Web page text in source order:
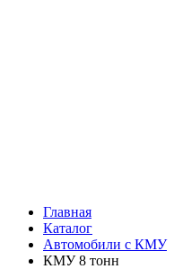
Главная
Каталог
Автомобили с КМУ
КМУ 8 тонн